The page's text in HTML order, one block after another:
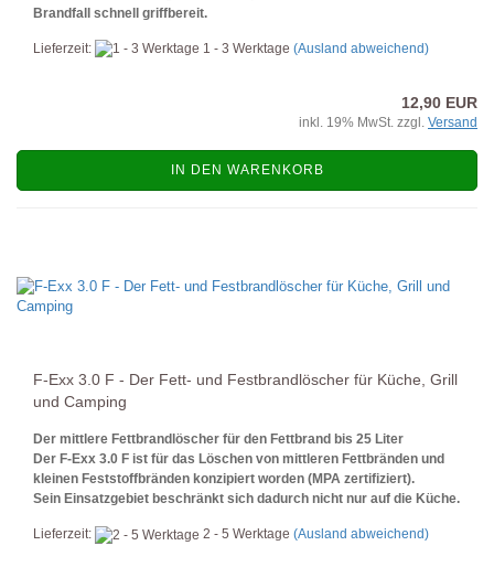
Brandfall schnell griffbereit.
Lieferzeit: 1 - 3 Werktage (Ausland abweichend)
12,90 EUR
inkl. 19% MwSt. zzgl. Versand
IN DEN WARENKORB
F-Exx 3.0 F - Der Fett- und Festbrandlöscher für Küche, Grill
und Camping
Der mittlere Fettbrandlöscher für den Fettbrand bis 25 Liter
Der F-Exx 3.0 F ist für das Löschen von mittleren Fettbränden und
kleinen Feststoffbränden konzipiert worden (MPA zertifiziert).
Sein Einsatzgebiet beschränkt sich dadurch nicht nur auf die Küche.
Lieferzeit: 2 - 5 Werktage (Ausland abweichend)